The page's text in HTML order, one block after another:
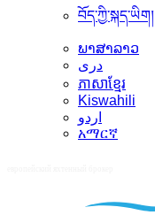
བོད་ཀྱི་སྐད་ཡིག།
ພາສາລາວ
دری
ភាសាខ្មែរ
Kiswahili
اردو
አማርኛ